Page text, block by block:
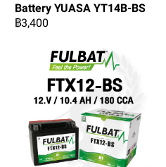
Battery YUASA YT14B-BS
฿3,400